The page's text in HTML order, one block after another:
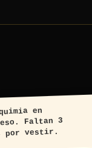
(Dharmakaya) ·
en
Faltan 3
por vestir.